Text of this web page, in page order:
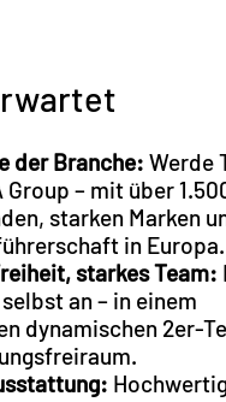
der Branche: Werde
Group – mit über
starken Marken
in Europa.
starkes Team:
an – in einem
dynamischen 2er-